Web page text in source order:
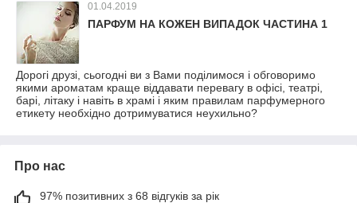
01.04.2019
ПАРФУМ НА КОЖЕН ВИПАДОК ЧАСТИНА 1
Дорогі друзі, сьогодні ви з Вами поділимося і обговоримо
якими ароматам краще віддавати перевагу в офісі, театрі,
барі, літаку і навіть в храмі і яким правилам парфумерного
етикету необхідно дотримуватися неухильно?
Про нас
97% позитивних з 68 відгуків за рік